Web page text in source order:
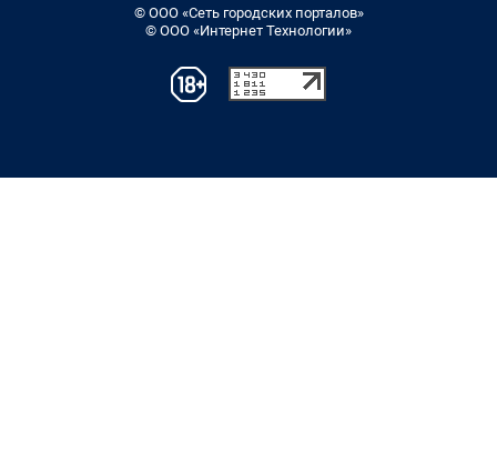
© ООО «Сеть городских порталов»
© ООО «Интернет Технологии»